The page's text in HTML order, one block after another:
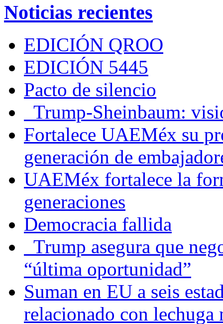
Noticias recientes
EDICIÓN QROO
EDICIÓN 5445
Pacto de silencio
Trump-Sheinbaum:
Fortalece UAEMéx su
generación de
UAEMéx fortalece la
generaciones
Democracia fallida
Trump asegura que
“última oportunidad”
Suman en EU a seis
relacionado con lechuga